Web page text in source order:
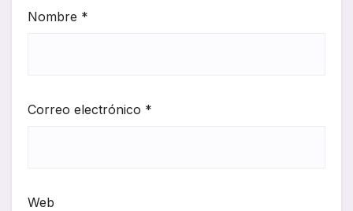
Nombre *
Correo electrónico *
Web